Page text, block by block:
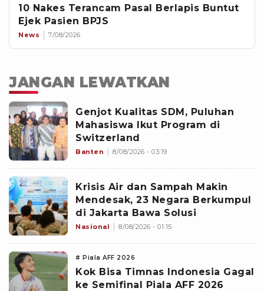
10 Nakes Terancam Pasal Berlapis Buntut
Ejek Pasien BPJS
News 7/08/2026
JANGAN LEWATKAN
Genjot Kualitas SDM, Puluhan
Mahasiswa Ikut Program di
Switzerland
Banten 8/08/2026 - 03:19
Krisis Air dan Sampah Makin
Mendesak, 23 Negara Berkumpul
di Jakarta Bawa Solusi
Nasional 8/08/2026 - 01:15
# Piala AFF 2026
Kok Bisa Timnas Indonesia Gagal
ke Semifinal Piala AFF 2026